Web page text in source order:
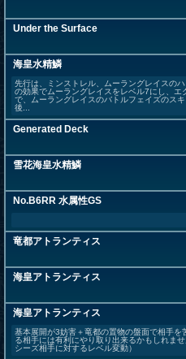
Under the Surface
海皇水精鱗
先行は、ミンストレル、ムーラングレイスの
の効果でムーラングレイスをレベル7にし、エ
で、ムーラングレイスのバトルフェイズのスキ
後...
Generated Deck
雪花海皇水精鱗
No.B6RR 水属性GS
竜都アトランティス
海皇アトランティス
海皇アトランティス
基本展開が3妨害＋竜都の置物の盤面で相手を
る相手には有利にやり取り出来るかもしれま
シーズ相手に対するレベル変動）